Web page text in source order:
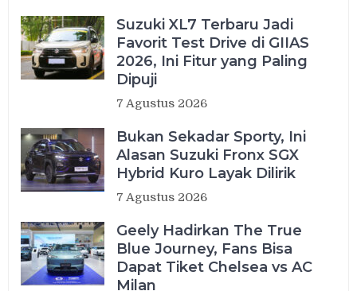
Suzuki XL7 Terbaru Jadi
Favorit Test Drive di GIIAS
2026, Ini Fitur yang Paling
Dipuji
7 Agustus 2026
Bukan Sekadar Sporty, Ini
Alasan Suzuki Fronx SGX
Hybrid Kuro Layak Dilirik
7 Agustus 2026
Geely Hadirkan The True
Blue Journey, Fans Bisa
Dapat Tiket Chelsea vs AC
Milan